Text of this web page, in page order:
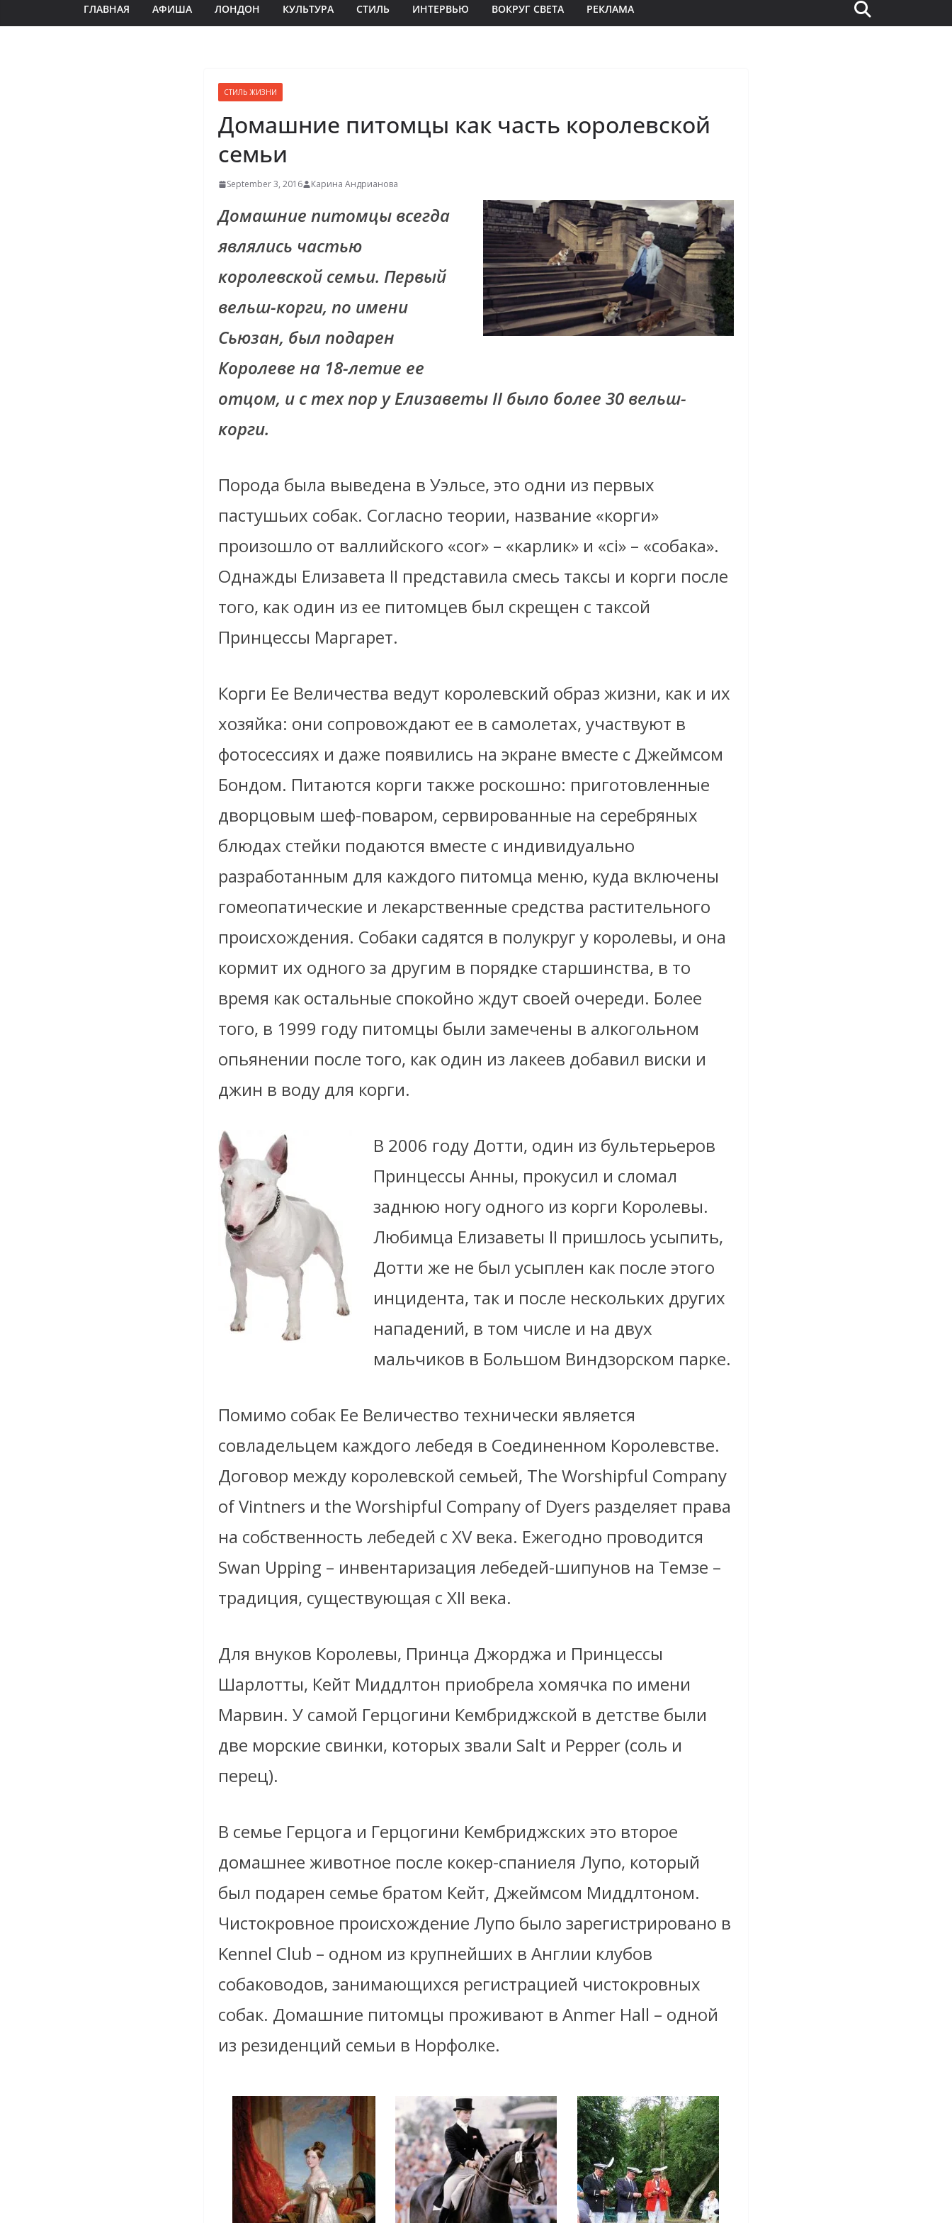
ГЛАВНАЯ АФИША ЛОНДОН КУЛЬТУРА СТИЛЬ ИНТЕРВЬЮ ВОКРУГ СВЕТА РЕКЛАМА
СТИЛЬ ЖИЗНИ
Домашние питомцы как часть королевской
семьи
September 3, 2016 Карина Андрианова
Домашние питомцы всегда
являлись частью
королевской семьи. Первый
вельш-корги, по имени
Сьюзан, был подарен
Королеве на 18-летие ее
отцом, и с тех пор у Елизаветы II было более 30 вельш-
корги.
Порода была выведена в Уэльсе, это одни из первых
пастушьих собак. Согласно теории, название «корги»
произошло от валлийского «cor» – «карлик» и «сi» – «собака».
Однажды Елизавета II представила смесь таксы и корги после
того, как один из ее питомцев был скрещен с таксой
Принцессы Маргарет.
Корги Ее Величества ведут королевский образ жизни, как и их
хозяйка: они сопровождают ее в самолетах, участвуют в
фотосессиях и даже появились на экране вместе с Джеймсом
Бондом. Питаются корги также роскошно: приготовленные
дворцовым шеф-поваром, сервированные на серебряных
блюдах стейки подаются вместе с индивидуально
разработанным для каждого питомца меню, куда включены
гомеопатические и лекарственные средства растительного
происхождения. Собаки садятся в полукруг у королевы, и она
кормит их одного за другим в порядке старшинства, в то
время как остальные спокойно ждут своей очереди. Более
того, в 1999 году питомцы были замечены в алкогольном
опьянении после того, как один из лакеев добавил виски и
джин в воду для корги.
В 2006 году Дотти, один из бультерьеров
Принцессы Анны, прокусил и сломал
заднюю ногу одного из корги Королевы.
Любимца Елизаветы II пришлось усыпить,
Дотти же не был усыплен как поcле этого
инцидента, так и после нескольких других
нападений, в том числе и на двух
мальчиков в Большом Виндзорском парке.
Помимо собак Ее Величество технически является
совладельцем каждого лебедя в Соединенном Королевстве.
Договор между королевской семьей, The Worshipful Company
of Vintners и the Worshipful Company of Dyers разделяет права
на собственность лебедей с XV века. Ежегодно проводится
Swan Upping – инвентаризация лебедей-шипунов на Темзе –
традиция, существующая с XII века.
Для внуков Королевы, Принца Джорджа и Принцессы
Шарлотты, Кейт Миддлтон приобрела хомячка по имени
Марвин. У самой Герцогини Кембриджской в детстве были
две морские свинки, которых звали Salt и Pepper (соль и
перец).
В семье Герцога и Герцогини Кембриджских это второе
домашнее животное после кокер-спаниеля Лупо, который
был подарен семье братом Кейт, Джеймсом Миддлтоном.
Чистокровное происхождение Лупо было зарегистрировано в
Kennel Club – одном из крупнейших в Англии клубов
собаководов, занимающихся регистрацией чистокровных
собак. Домашние питомцы проживают в Anmer Hall – одной
из резиденций семьи в Норфолке.